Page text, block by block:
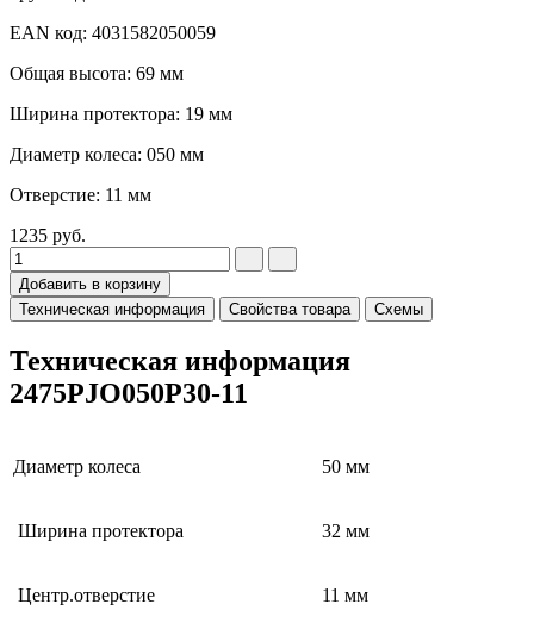
EAN код: 4031582050059
Общая высота: 69 мм
Ширина протектора: 19 мм
Диаметр колеса: 050 мм
Отверстие: 11 мм
1235 руб.
Добавить в корзину
Техническая информация
Свойства товара Схемы
Техническая информация
2475PJO050P30-11
Диаметр колеса 50 мм
Ширина протектора 32 мм
Центр.отверстие 11 мм